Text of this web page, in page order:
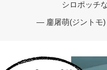
シロポッチ
— 鏖屠萌(ジントモ)